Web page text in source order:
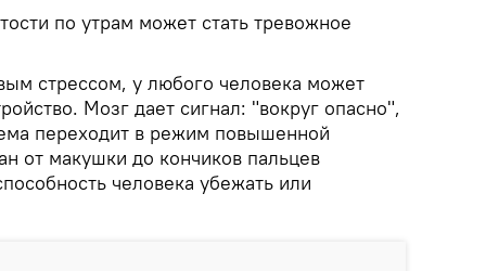
по утрам может стать тревожное
стрессом, у любого человека может
Мозг дает сигнал: "вокруг опасно",
переходит в режим повышенной
от макушки до кончиков пальцев
человека убежать или